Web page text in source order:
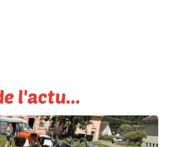
l'actu...